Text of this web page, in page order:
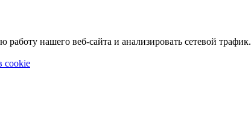
нашего веб-сайта и анализировать сетевой трафик.
cookie